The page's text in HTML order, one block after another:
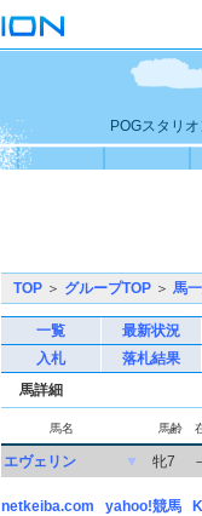
POGスタリ
TOP ＞ グループTOP ＞ 馬
一覧 最新状況
入札
落札結果
馬詳細
馬名 馬齢
エヴェリン ▼ 牝7 －
netkeiba.com yahoo!競馬